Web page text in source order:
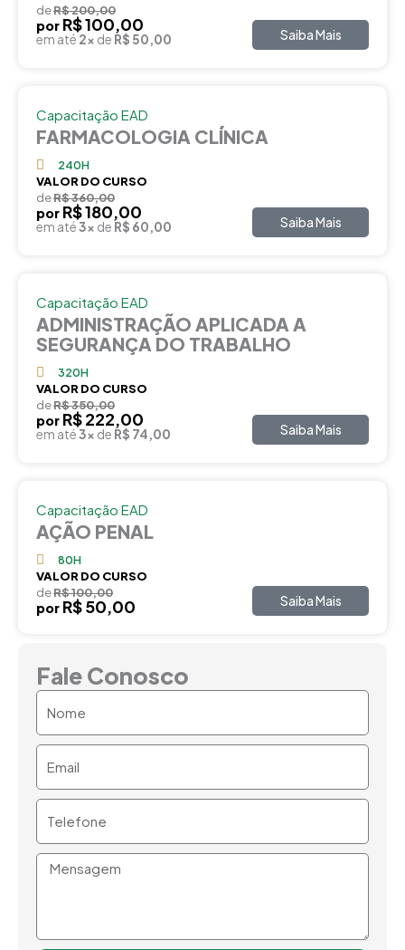
deR$ 200,00
por R$ 100,00
em até 2x de R$ 50,00 Saiba Mais
Capacitação EAD
FARMACOLOGIA CLÍNICA
240H
VALOR DO CURSO
deR$ 360,00
por R$ 180,00
em até3x de R$ 60,00 Saiba Mais
Capacitação EAD
ADMINISTRAÇÃO APLICADA A
SEGURANÇA DO TRABALHO
320H
VALOR DO CURSO
deR$ 350,00
por R$ 222,00
em até3x de R$ 74,00 Saiba Mais
Capacitação EAD
AÇÃO PENAL
80H
VALOR DO CURSO
deR$ 100,00
por R$ 50,00 Saiba Mais
Fale Conosco
Mensagem